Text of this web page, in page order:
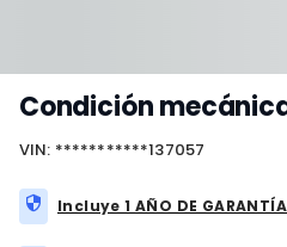
Condición
VIN: ***********137057
Incluye 1 AÑO DE GARANTÍA